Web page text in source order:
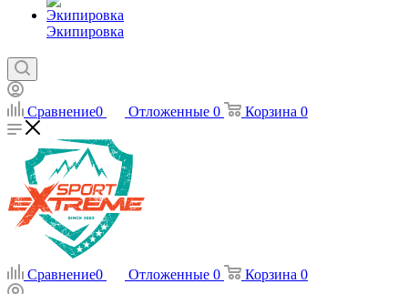
Экипировка
Сравнение0 Отложенные 0 Корзина 0
Сравнение0 Отложенные 0 Корзина 0